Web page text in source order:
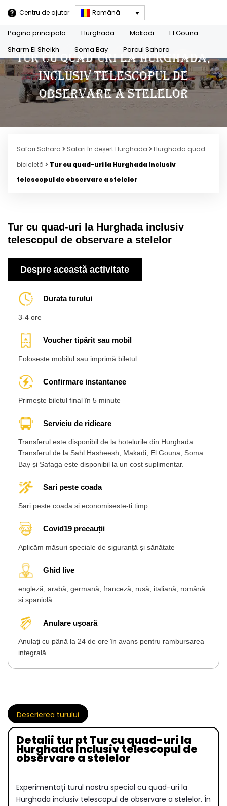
Centru de ajutor Română
Pagina principala Hurghada Makadi
El Gouna
Sharm El Sheikh
Soma Bay Parcul Sahara
Tur cu quad-uri la Hurghada,
inclusiv telescopul de
observare a stelelor
Safari Sahara Safari în deșert Hurghada
Hurghada quad
bicicletă
Tur cu quad-uri la Hurghada inclusiv
telescopul de observare a stelelor
Tur cu quad-uri la Hurghada inclusiv
telescopul de observare a stelelor
Despre această activitate
Durata turului
3-4 ore
Voucher tipărit sau mobil
Folosește mobilul sau imprimă biletul
Confirmare instantanee
Primește biletul final în 5 minute
Serviciu de ridicare
Transferul este disponibil de la hotelurile din Hurghada.
Transferul de la Sahl Hasheesh, Makadi, El Gouna, Soma
Bay și Safaga este disponibil la un cost suplimentar.
Sari peste coada
Sari peste coada si economiseste-ti timp
Covid19 precauții
Aplicăm măsuri speciale de siguranță și sănătate
Ghid live
engleză, arabă, germană, franceză, rusă, italiană, română
și spaniolă
Anulare ușoară
Anulați cu până la 24 de ore în avans pentru rambursarea
integrală
Descrierea turului
Detalii tur pt Tur cu quad-uri la
Hurghada inclusiv telescopul de
observare a stelelor
Experimentați turul nostru special cu quad-uri la
Hurghada inclusiv telescopul de observare a stelelor. În